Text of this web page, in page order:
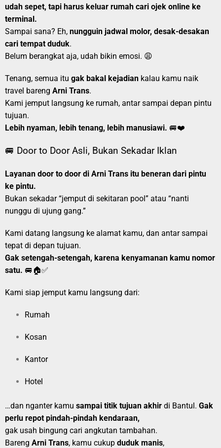
udah sepet, tapi harus keluar rumah cari ojek online ke
terminal.
Sampai sana? Eh, nungguin jadwal molor, desak-desakan
cari tempat duduk.
Belum berangkat aja, udah bikin emosi. 😩
Tenang, semua itu gak bakal kejadian kalau kamu naik
travel bareng Arni Trans.
Kami jemput langsung ke rumah, antar sampai depan pintu
tujuan.
Lebih nyaman, lebih tenang, lebih manusiawi. 🚐❤️
🚐 Door to Door Asli, Bukan Sekadar Iklan
Layanan door to door di Arni Trans itu beneran dari pintu
ke pintu.
Bukan sekadar “jemput di sekitaran pool” atau “nanti
nunggu di ujung gang.”
Kami datang langsung ke alamat kamu, dan antar sampai
tepat di depan tujuan.
Gak setengah-setengah, karena kenyamanan kamu nomor
satu. 🚐🏠✅
Kami siap jemput kamu langsung dari:
Rumah
Kosan
Kantor
Hotel
…dan nganter kamu sampai titik tujuan akhir di Bantul. Gak
perlu repot pindah-pindah kendaraan,
gak usah bingung cari angkutan tambahan.
Bareng Arni Trans, kamu cukup duduk manis,